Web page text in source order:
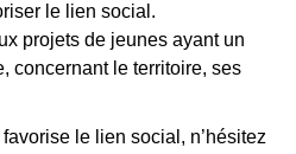
le lien social.
projets de jeunes ayant un
concernant le territoire, ses
le lien social, n’hésitez